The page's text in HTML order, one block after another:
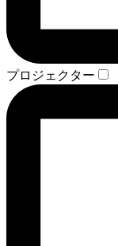
プロジェクター